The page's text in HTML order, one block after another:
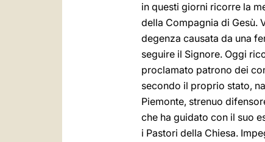
in questi giorni ricorre la
della Compagnia di Gesù.
degenza causata da una
seguire il Signore. Oggi
proclamato patrono dei
secondo il proprio stato,
Piemonte, strenuo
che ha guidato con il suo
i Pastori della Chiesa.